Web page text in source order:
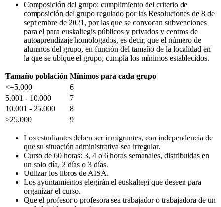
Composición del grupo: cumplimiento del criterio de
composición del grupo regulado por las Resoluciones de 8 de
septiembre de 2021, por las que se convocan subvenciones
para el para euskaltegis públicos y privados y centros de
autoaprendizaje homologados, es decir, que el número de
alumnos del grupo, en función del tamaño de la localidad en
la que se ubique el grupo, cumpla los mínimos establecidos.
Tamaño población Mínimos para cada grupo
<=5.000
6
5.001 - 10.000
7
10.001 - 25.000
8
>25.000
9
Los estudiantes deben ser inmigrantes, con independencia de
que su situación administrativa sea irregular.
Curso de 60 horas: 3, 4 o 6 horas semanales, distribuidas en
un solo día, 2 días o 3 días.
Utilizar los libros de AISA.
Los ayuntamientos elegirán el euskaltegi que deseen para
organizar el curso.
Que el profesor o profesora sea trabajador o trabajadora de un